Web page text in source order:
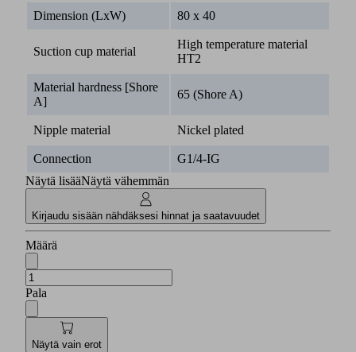
Dimension (LxW) 80 x 40
Suction cup material
High temperature material
HT2
Material hardness [Shore
A]
65 (Shore A)
Nipple material Nickel plated
Connection
G1/4-IG
Näytä lisääNäytä vähemmän
Kirjaudu sisään nähdäksesi hinnat ja saatavuudet
Määrä
Pala
Näytä vain erot